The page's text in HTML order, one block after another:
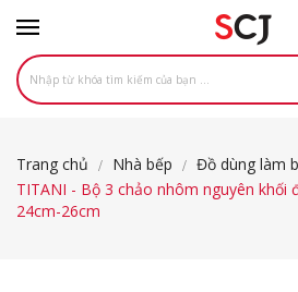
Trang chủ Nhà bếp
Đồ dùng làm
TITANI - Bộ 3 chảo nhôm nguyên khối
24cm-26cm